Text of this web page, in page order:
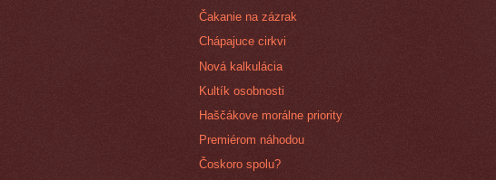
Čakanie na zázrak
Chápajuce cirkvi
Nová kalkulácia
Kultík osobnosti
Haščákove morálne priority
Premiérom náhodou
Čoskoro spolu?